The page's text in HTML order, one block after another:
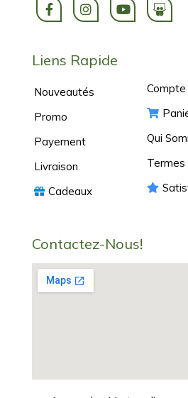
Liens Rapide
Nouveautés
Promo
Payement
Livraison
Cadeaux
Compte
Qui
Termes
Contactez-Nous!